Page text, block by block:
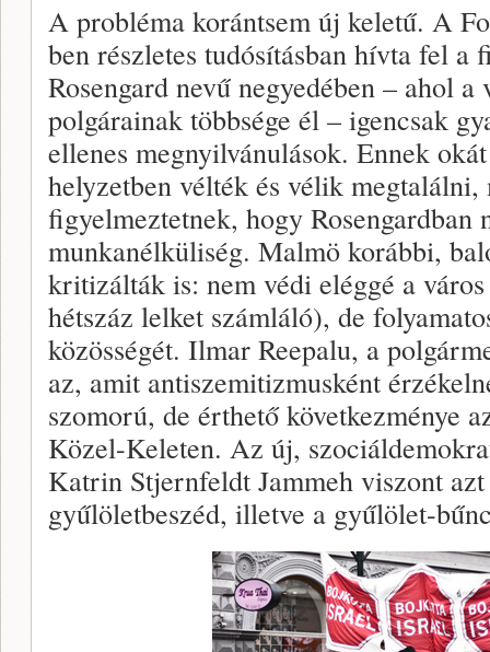
A probléma korántsem új keletű. A
ben részletes tudósításban hívta fel
Rosengard nevű negyedében – ahol
polgárainak többsége él – igencsak
ellenes megnyilvánulások. Ennek
helyzetben vélték és vélik
figyelmeztetnek, hogy Rosengardban
munkanélküliség. Malmö korábbi,
kritizálták is: nem védi eléggé a
hétszáz lelket számláló), de
közösségét. Ilmar Reepalu, a
az, amit antiszemitizmusként
szomorú, de érthető következménye
Közel-Keleten. Az új,
Katrin Stjernfeldt Jammeh viszont
gyűlöletbeszéd, illetve a gyűlölet-